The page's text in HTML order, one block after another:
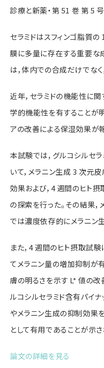
診療と新薬・第 51 巻第 5
セラミドはスフィンゴ脂質
膜に多量に存在する重要な
は，体内での合成だけでな
近年，セラミドの機能性に関
学的機能性を有することが
アの改善による保湿効果が
本試験では，グルコシルセ
いて，メラニン生成 3 次元
効果および，4 週間のヒト
の探索を行った。その結果
では濃度依存的にメラニン
また，4 週間のヒト摂取試験
てメラニン量の増加抑制が
膚の明るさを示す L* 値の改
ルコシルセラミド含有パイ
やメラニン生成の抑制効果
として有用であることが示さ
論文の詳細を見る